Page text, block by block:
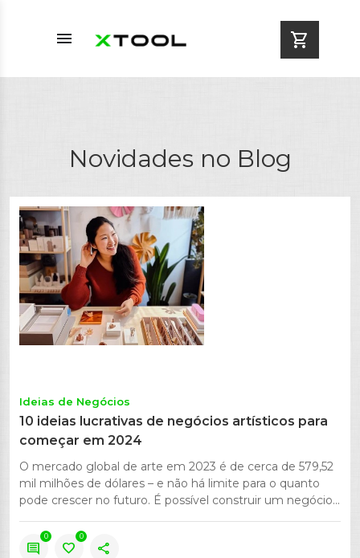
menu shopping_cart
Novidades no Blog
Ideias de Negócios
10 ideias lucrativas de negócios artísticos para
começar em 2024
O mercado global de arte em 2023 é de cerca de 579,52
mil milhões de dólares – e não há limite para o quanto
pode crescer no futuro. É possível construir um negócio...
comment
0
favorite
0
share